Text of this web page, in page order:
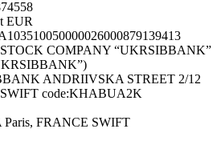
EUR
STOCK COMPANY “UKRSIBBANK”
ANDRIIVSKA STREET 2/12
code:KHABUA2K
FRANCE SWIFT